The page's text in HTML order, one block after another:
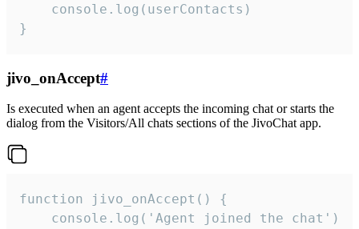
    console.log(userContacts)
}
jivo_onAccept#
Is executed when an agent accepts the incoming chat or starts the
dialog from the Visitors/All chats sections of the JivoChat app.
function jivo_onAccept() {